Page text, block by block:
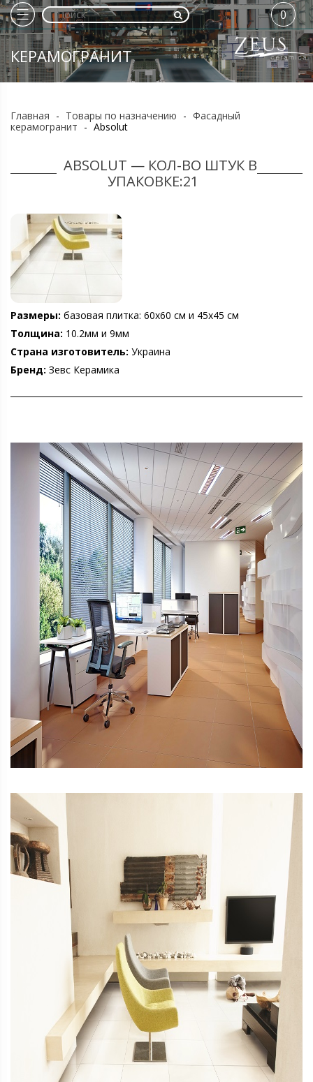
КЕРАМОГРАНИТ
0
Главная - Товары по назначению - Фасадный
керамогранит - Absolut
ABSOLUT — КОЛ-ВО ШТУК В
УПАКОВКЕ:21
Размеры: базовая плитка: 60х60 см и 45х45 см
Толщина: 10.2мм и 9мм
Страна изготовитель: Украина
Бренд: Зевс Керамика